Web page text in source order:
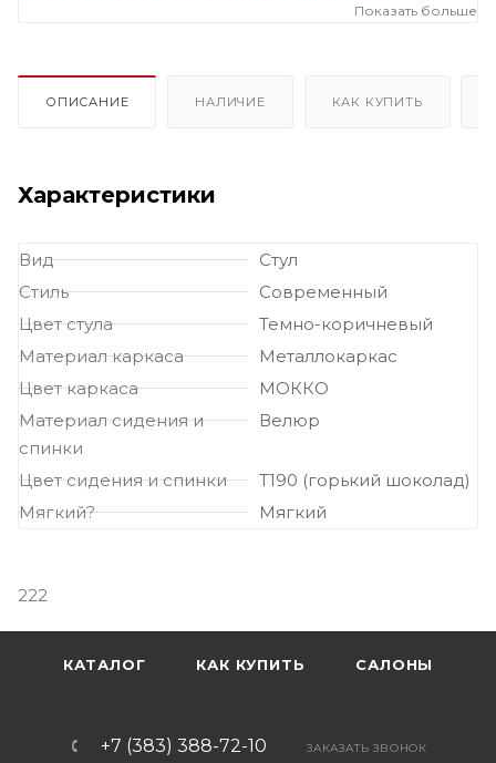
Стулья бархатные с обивкой из велюра на
Показать больше
ОПИСАНИЕ НАЛИЧИЕ КАК КУПИТЬ
Характеристики
Вид
Стул
Стиль
Современный
Цвет стула
Темно-коричневый
Материал каркаса
Металлокаркас
Цвет каркаса
МОККО
Материал сидения и
спинки
Велюр
Цвет сидения и спинки
Т190 (горький шоколад)
Мягкий?
Мягкий
222
КАТАЛОГ КАК КУПИТЬ САЛОНЫ
+7 (383) 388-72-10 ЗАКАЗАТЬ ЗВОНОК